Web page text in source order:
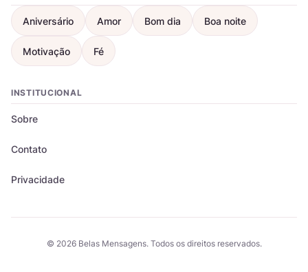
Aniversário Amor Bom dia Boa noite
Motivação Fé
INSTITUCIONAL
Sobre
Contato
Privacidade
© 2026 Belas Mensagens. Todos os direitos reservados.